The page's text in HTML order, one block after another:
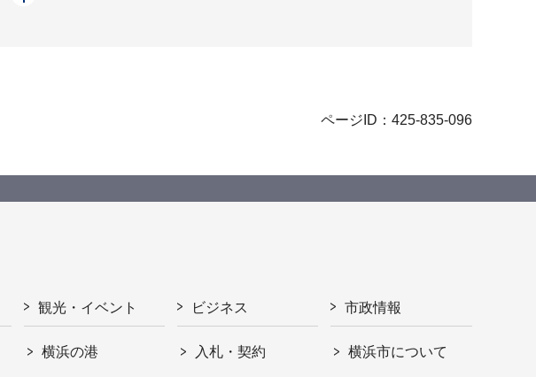
ページID：425-835-096
観光・イベント
横浜の港
ビジネス
入札・契約
市政情報
横浜市について